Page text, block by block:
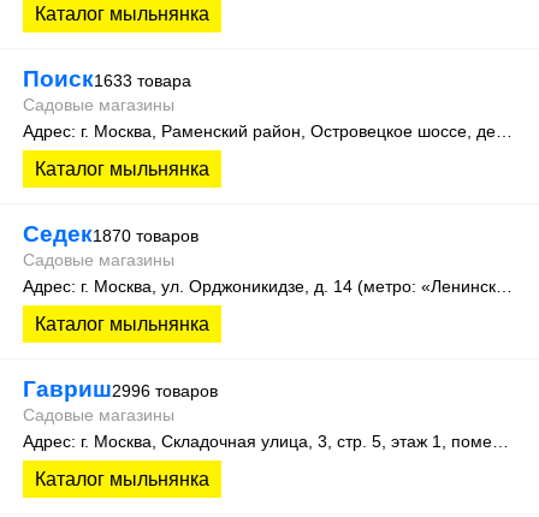
Каталог мыльнянка
Поиск1633 товара
Садовые магазины
Каталог мыльнянка
Седек1870 товаров
Садовые магазины
Каталог мыльнянка
Гавриш2996 товаров
Садовые магазины
Каталог мыльнянка